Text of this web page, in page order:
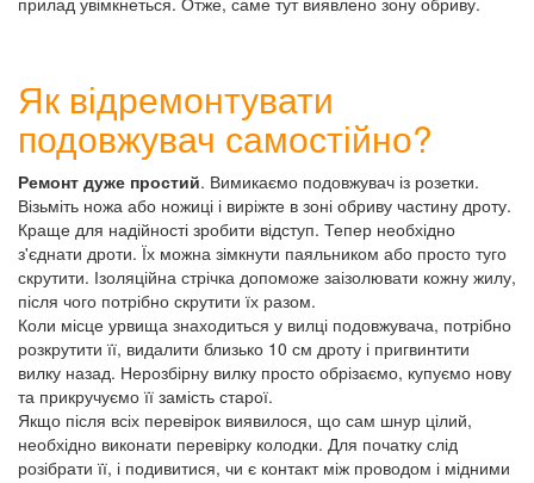
Як відремонтувати
подовжувач самостійно?
Ремонт дуже простий. Вимикаємо подовжувач із розетки.
Візьміть ножа або ножиці і виріжте в зоні обриву частину дроту.
Краще для надійності зробити відступ. Тепер необхідно
з'єднати дроти. Їх можна зімкнути паяльником або просто туго
скрутити. Ізоляційна стрічка допоможе заізолювати кожну жилу,
після чого потрібно скрутити їх разом.
Коли місце урвища знаходиться у вилці подовжувача, потрібно
розкрутити її, видалити близько 10 см дроту і пригвинтити
вилку назад. Нерозбірну вилку просто обрізаємо, купуємо нову
та прикручуємо її замість старої.
Якщо після всіх перевірок виявилося, що сам шнур цілий,
необхідно виконати перевірку колодки. Для початку слід
розібрати її, і подивитися, чи є контакт між проводом і мідними